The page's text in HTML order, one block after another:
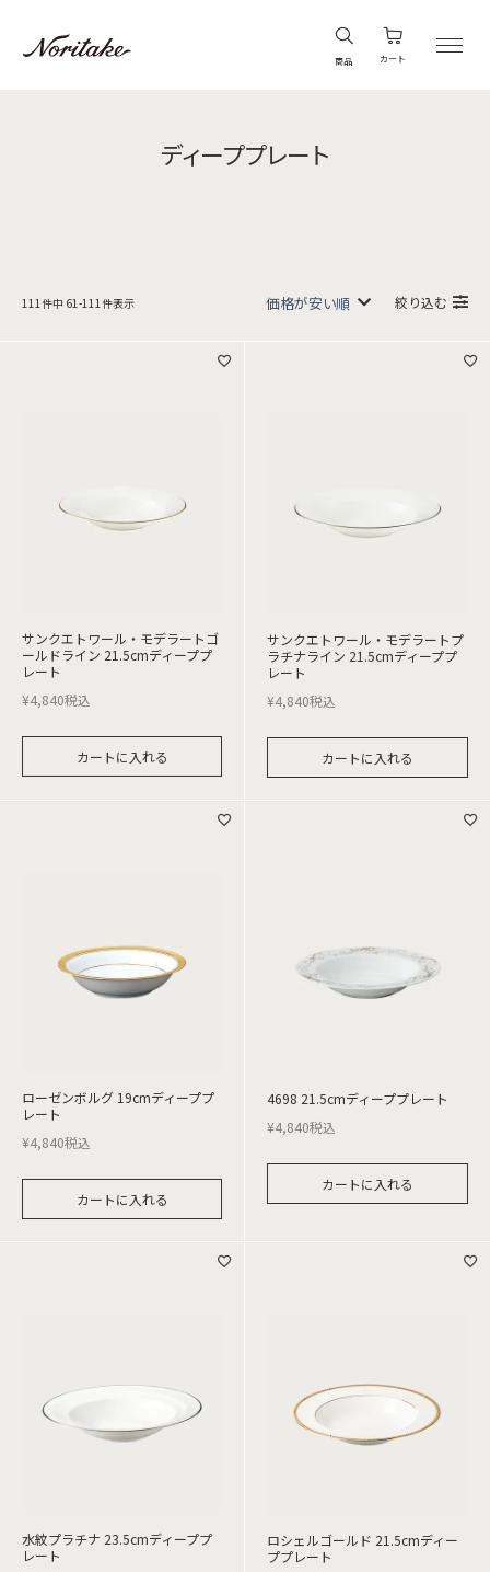
商品 カート
ディーププレート
111 件中 61 -111 件表示 絞り込む
サンクエトワール・モデラートゴ
ールドライン 21.5cmディーププ
レート
¥4,840税込
カートに入れる
サンクエトワール・モデラートプ
ラチナライン 21.5cmディーププ
レート
¥4,840税込
カートに入れる
ローゼンボルグ 19cmディーププ
レート
¥4,840税込
カートに入れる
4698 21.5cmディーププレート
¥4,840税込
カートに入れる
水紋プラチナ 23.5cmディーププ
レート
ロシェルゴールド 21.5cmディー
ププレート